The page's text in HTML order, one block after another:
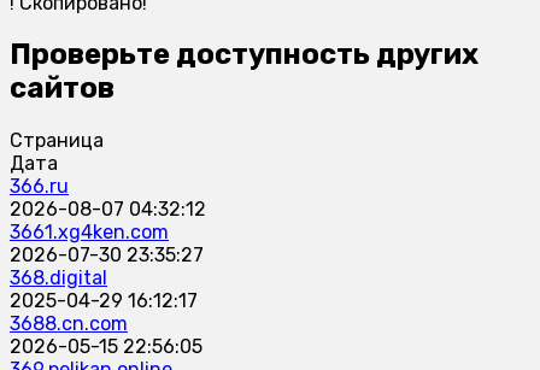
Проверьте доступность других
сайтов
Страница
Дата
366.ru
2026-08-07 04:32:12
3661.xg4ken.com
2026-07-30 23:35:27
368.digital
2025-04-29 16:12:17
3688.cn.com
2026-05-15 22:56:05